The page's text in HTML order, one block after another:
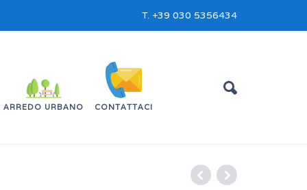
T. +39 030 5356434
ARREDO URBANO CONTATTACI